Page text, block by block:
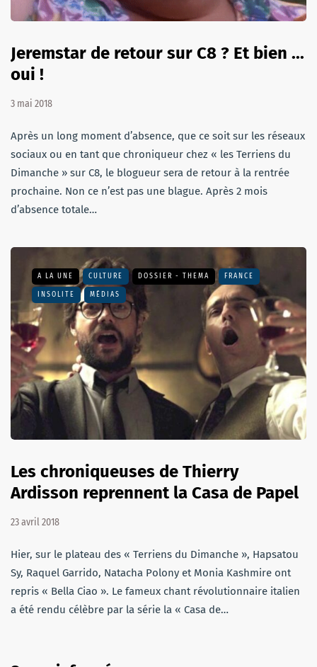
Jeremstar de retour sur C8 ? Et bien ...
oui !
3 mai 2018
Après un long moment d’absence, que ce soit sur les réseaux
sociaux ou en tant que chroniqueur chez « les Terriens du
Dimanche » sur C8, le blogueur sera de retour à la rentrée
prochaine. Non ce n’est pas une blague. Après 2 mois
d’absence totale…
A LA UNE CULTURE DOSSIER - THEMA FRANCE
INSOLITE MÉDIAS
Les chroniqueuses de Thierry
Ardisson reprennent la Casa de Papel
23 avril 2018
Hier, sur le plateau des « Terriens du Dimanche », Hapsatou
Sy, Raquel Garrido, Natacha Polony et Monia Kashmire ont
repris « Bella Ciao ». Le fameux chant révolutionnaire italien
a été rendu célèbre par la série la « Casa de…